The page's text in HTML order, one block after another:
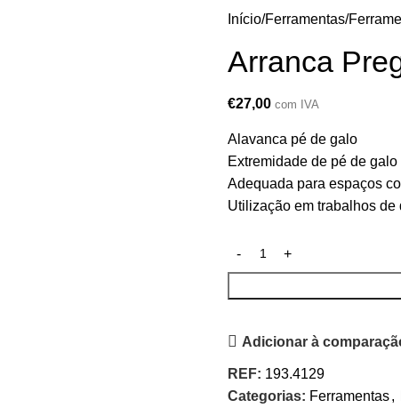
Início Ferramentas
Arranca
€27,00 com IVA
Alavanca pé de galo
Extremidade de pé de
Adequada para espaços
Utilização em trabalhos de
Adicionar à
REF: 193.4129
Categorias: Ferramentas,